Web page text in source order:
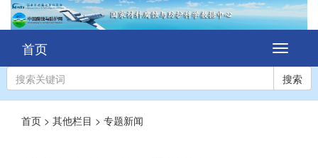
切
换
导
航
首页
搜索
首页 > 其他栏目 > 专题新闻